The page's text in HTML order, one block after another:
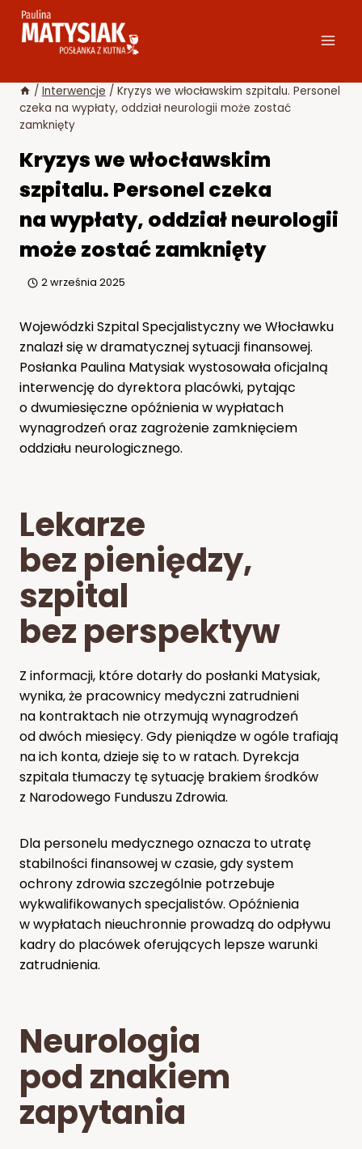
Przejdź
/ Interwencje / Kryzys we włocławskim szpitalu. Personel
czeka na wypłaty, oddział neurologii może zostać
zamknięty
Kryzys we włocławskim
szpitalu. Personel czeka
na wypłaty, oddział neurologii
może zostać zamknięty
2 września 2025
Wojewódzki Szpital Specjalistyczny we Włocławku
znalazł się w dramatycznej sytuacji finansowej.
Posłanka Paulina Matysiak wystosowała oficjalną
interwencję do dyrektora placówki, pytając
o dwumiesięczne opóźnienia w wypłatach
wynagrodzeń oraz zagrożenie zamknięciem
oddziału neurologicznego.
Lekarze
bez pieniędzy,
szpital
bez perspektyw
Z informacji, które dotarły do posłanki Matysiak,
wynika, że pracownicy medyczni zatrudnieni
na kontraktach nie otrzymują wynagrodzeń
od dwóch miesięcy. Gdy pieniądze w ogóle trafiają
na ich konta, dzieje się to w ratach. Dyrekcja
szpitala tłumaczy tę sytuację brakiem środków
z Narodowego Funduszu Zdrowia.
Dla personelu medycznego oznacza to utratę
stabilności finansowej w czasie, gdy system
ochrony zdrowia szczególnie potrzebuje
wykwalifikowanych specjalistów. Opóźnienia
w wypłatach nieuchronnie prowadzą do odpływu
kadry do placówek oferujących lepsze warunki
zatrudnienia.
Neurologia
pod znakiem
zapytania